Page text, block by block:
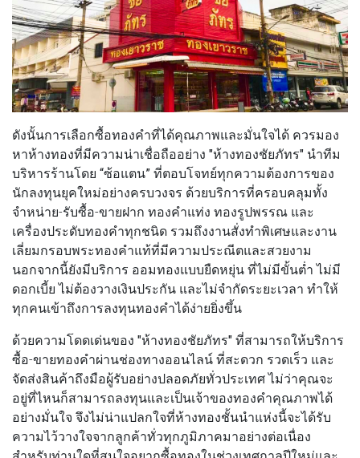
ดังนั้นการเลือกซื้อทองคำที่ได้คุณภาพและมั่นใจได้ ควรมอง
หาห้างทองที่มีความน่าเชื่อถืออย่าง "ห้างทองชัยภัทร" นำทีม
บริหารร้านโดย “ซ้อแตน” ที่ตอบโจทย์ทุกความต้องการของ
นักลงทุนยุคใหม่อย่างครบวงจร ด้วยบริการที่ครอบคลุมทั้ง
จำหน่าย-รับซื้อ-ขายฝาก ทองคำแท่ง ทองรูปพรรณ และ
เครื่องประดับทองคำทุกชนิด รวมถึงงานสั่งทำพิเศษและงาน
เลี่ยมกรอบพระทองคำแท้ที่มีความประณีตและสวยงาม
นอกจากนี้ยังมีบริการ ออมทองแบบยืดหยุ่น ที่ไม่มีขั้นต่ำ ไม่มี
ดอกเบี้ย ไม่ต้องวางเงินประกัน และไม่จำกัดระยะเวลา ทำให้
ทุกคนเข้าถึงการลงทุนทองคำได้ง่ายยิ่งขึ้น
ด้วยความโดดเด่นของ "ห้างทองชัยภัทร" ที่สามารถให้บริการ
ซื้อ-ขายทองคำผ่านช่องทางออนไลน์ ที่สะดวก รวดเร็ว และ
จัดส่งสินค้าถึงมือผู้รับอย่างปลอดภัยทั่วประเทศ ไม่ว่าคุณจะ
อยู่ที่ไหนก็สามารถลงทุนและเป็นเจ้าของทองคำคุณภาพได้
อย่างมั่นใจ จึงไม่น่าแปลกใจที่ห้างทองชั้นนำแห่งนี้จะได้รับ
ความไว้วางใจจากลูกค้าทั่วทุกภูมิภาคมาอย่างต่อเนื่อง